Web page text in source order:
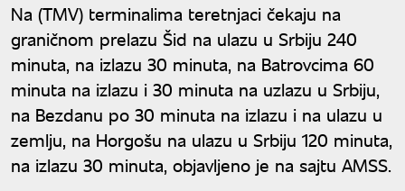
Na (TMV) terminalima teretnjaci čekaju na
graničnom prelazu Šid na ulazu u Srbiju 240
minuta, na izlazu 30 minuta, na Batrovcima 60
minuta na izlazu i 30 minuta na uzlazu u Srbiju,
na Bezdanu po 30 minuta na izlazu i na ulazu u
zemlju, na Horgošu na ulazu u Srbiju 120 minuta,
na izlazu 30 minuta, objavljeno je na sajtu AMSS.